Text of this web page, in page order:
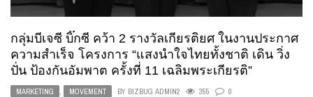
กลุ่มบีเจซี บิ๊กซี คว้า 2 รางวัลเกียรติยศ ในงานประกาศ
ความสำเร็จ โครงการ “แสงนำใจไทยทั้งชาติ เดิน วิ่ง
ปั่น ป้องกันอัมพาต ครั้งที่ 11 เฉลิมพระเกียรติ”
MARKETING MOVEMENT BY BIZBUG ADMIN2 355 0